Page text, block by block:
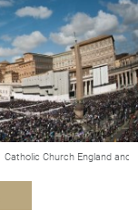
Catholic Church England and